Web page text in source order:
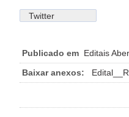
Twitter
Publicado em Editais
Baixar anexos: